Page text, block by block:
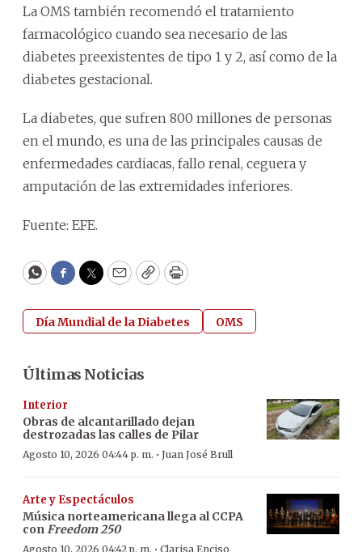
La OMS también recomendó el tratamiento
farmacológico cuando sea necesario de las
diabetes preexistentes de tipo 1 y 2, así como de la
diabetes gestacional.
La diabetes, que sufren 800 millones de personas
en el mundo, es una de las principales causas de
enfermedades cardiacas, fallo renal, ceguera y
amputación de las extremidades inferiores.
Fuente: EFE.
WhatsApp
Facebook
Twitter
EmailCopyPrint
Día Mundial de la Diabetes OMS
Últimas Noticias
Interior
Obras de alcantarillado dejan
destrozadas las calles de Pilar
Agosto 10, 2026 04:44 p. m. · Juan José Brull
Arte y Espectáculos
Música norteamericana llega al CCPA
conFreedom 250
Agosto 10, 2026 04:42 p. m. Clarisa Enciso